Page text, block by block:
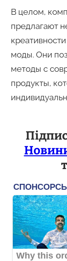
В целом,
предлагают
моды. Они
методы с
продукты,